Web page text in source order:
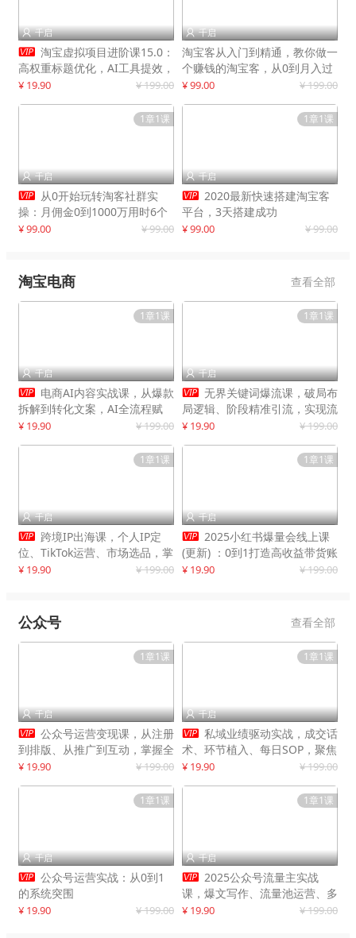
 千启
 淘宝虚拟项目进阶课15.0：
高权重标题优化，AI工具提效，
自动盈利模式搭建
¥ 19.90 ¥ 199.00
 千启
淘宝客从入门到精通，教你做一
个赚钱的淘宝客，从0到月入过
万
¥ 99.00 ¥ 199.00
1章1课
 千启
 从0开始玩转淘客社群实
操：月佣金0到1000万用时6个
月
¥ 99.00 ¥ 99.00
1章1课
 千启
 2020最新快速搭建淘宝客
平台，3天搭建成功
¥ 99.00 ¥ 99.00
淘宝电商 查看全部
1章1课
 千启
 电商AI内容实战课，从爆款
拆解到转化文案，AI全流程赋
能，解放人力，单月节省内容成
¥ 19.90 ¥ 199.00
1章1课
 千启
 无界关键词爆流课，破局布
局逻辑、阶段精准引流，实现流
量翻倍，店铺业绩增长50%+
¥ 19.90 ¥ 199.00
1章1课
 千启
 跨境IP出海课，个人IP定
位、TikTok运营、市场选品，掌
握核心闭环，实现月入1万美金
¥ 19.90 ¥ 199.00
1章1课
 千启
 2025小红书爆量会线上课
(更新) ：0到1打造高收益带货账
号，靠小红书带货年入100w？
¥ 19.90 ¥ 199.00
公众号 查看全部
1章1课
 千启
 公众号运营变现课，从注册
到排版、从推广到互动，掌握全
流程，开启个人品牌月入
¥ 19.90 ¥ 199.00
1章1课
 千启
 私域业绩驱动实战，成交话
术、环节植入、每日SOP，聚焦
增长，驱动营收持续突破
¥ 19.90 ¥ 199.00
1章1课
 千启
 公众号运营实战：从0到1
的系统突围
¥ 19.90 ¥ 199.00
1章1课
 千启
 2025公众号流量主实战
课，爆文写作、流量池运营、多
平台分发，新手日入千元月赚5
¥ 19.90 ¥ 199.00